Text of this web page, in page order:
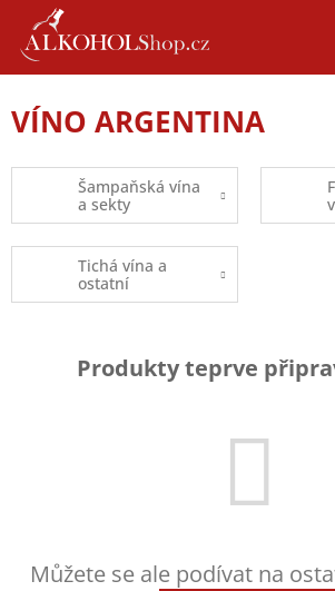
obsah
VÍNO ARGENTINA
Šampaňská vína
a sekty
Tichá vína a
ostatní
Produkty teprve
Můžete se ale podívat na